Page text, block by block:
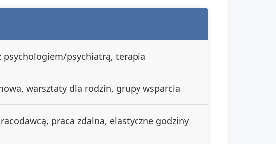
psychologiem/psychiatrą, terapia
warsztaty dla rodzin, grupy wsparcia
praca zdalna, elastyczne godziny